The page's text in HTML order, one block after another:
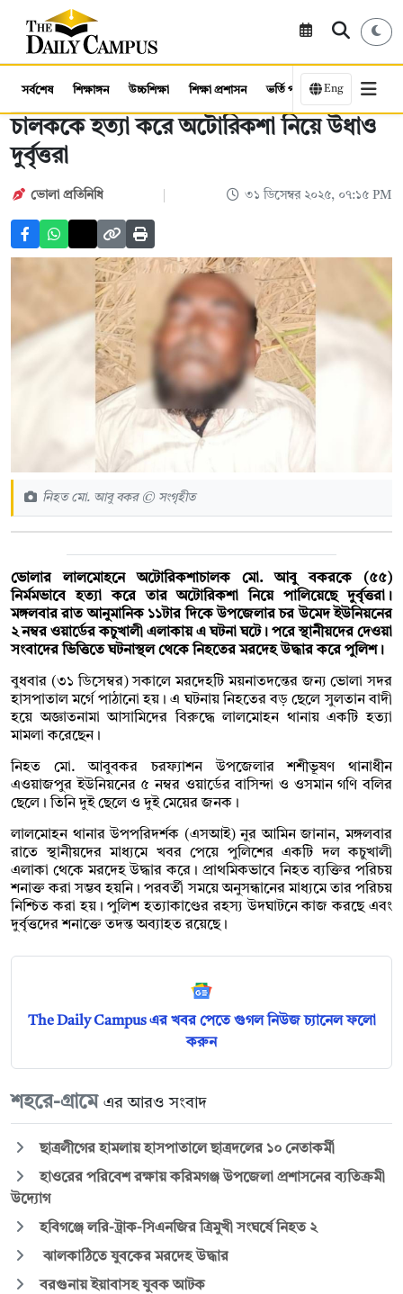
সর্বশেষ শিক্ষাঙ্গন উচ্চশিক্ষা শিক্ষা প্রশাসন ভর্তি পরীক্ষা কর্মসংস্থান
Eng
চালককে হত্যা করে অটোরিকশা নিয়ে উধাও
দুর্বৃত্তরা
ভোলা প্রতিনিধি ৩১ ডিসেম্বর ২০২৫, ০৭:১৫ PM
নিহত মো. আবু বকর © সংগৃহীত
ভোলার লালমোহনে অটোরিকশাচালক মো. আবু বকরকে (৫৫)
নির্মমভাবে হত্যা করে তার অটোরিকশা নিয়ে পালিয়েছে দুর্বৃত্তরা।
মঙ্গলবার রাত আনুমানিক ১১টার দিকে উপজেলার চর উমেদ ইউনিয়নের
২ নম্বর ওয়ার্ডের কচুখালী এলাকায় এ ঘটনা ঘটে। পরে স্থানীয়দের দেওয়া
সংবাদের ভিত্তিতে ঘটনাস্থল থেকে নিহতের মরদেহ উদ্ধার করে পুলিশ।
বুধবার (৩১ ডিসেম্বর) সকালে মরদেহটি ময়নাতদন্তের জন্য ভোলা সদর
হাসপাতাল মর্গে পাঠানো হয়। এ ঘটনায় নিহতের বড় ছেলে সুলতান বাদী
হয়ে অজ্ঞাতনামা আসামিদের বিরুদ্ধে লালমোহন থানায় একটি হত্যা
মামলা করেছেন।
নিহত মো. আবুবকর চরফ্যাশন উপজেলার শশীভূষণ থানাধীন
এওয়াজপুর ইউনিয়নের ৫ নম্বর ওয়ার্ডের বাসিন্দা ও ওসমান গণি বলির
ছেলে। তিনি দুই ছেলে ও দুই মেয়ের জনক।
লালমোহন থানার উপপরিদর্শক (এসআই) নুর আমিন জানান, মঙ্গলবার
রাতে স্থানীয়দের মাধ্যমে খবর পেয়ে পুলিশের একটি দল কচুখালী
এলাকা থেকে মরদেহ উদ্ধার করে। প্রাথমিকভাবে নিহত ব্যক্তির পরিচয়
শনাক্ত করা সম্ভব হয়নি। পরবর্তী সময়ে অনুসন্ধানের মাধ্যমে তার পরিচয়
নিশ্চিত করা হয়। পুলিশ হত্যাকাণ্ডের রহস্য উদঘাটনে কাজ করছে এবং
দুর্বৃত্তদের শনাক্তে তদন্ত অব্যাহত রয়েছে।
The Daily Campus এর খবর পেতে গুগল নিউজ চ্যানেল ফলো
করুন
শহরে-গ্রামে এর আরও সংবাদ
ছাত্রলীগের হামলায় হাসপাতালে ছাত্রদলের ১০ নেতাকর্মী
হাওরের পরিবেশ রক্ষায় করিমগঞ্জ উপজেলা প্রশাসনের ব্যতিক্রমী
উদ্যোগ
হবিগঞ্জে লরি-ট্রাক-সিএনজির ত্রিমুখী সংঘর্ষে নিহত ২
ঝালকাঠিতে যুবকের মরদেহ উদ্ধার
বরগুনায় ইয়াবাসহ যুবক আটক